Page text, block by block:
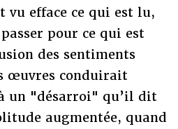
vu efface ce qui est lu,
pour ce qui est
des sentiments
œuvres conduirait
un "désarroi" qu’il dit
augmentée, quand